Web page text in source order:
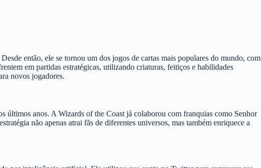
então, ele se tornou um dos jogos de cartas mais populares do mundo, com
em partidas estratégicas, utilizando criaturas, feitiços e habilidades
novos jogadores.
últimos anos. A Wizards of the Coast já colaborou com franquias como Senhor
não apenas atrai fãs de diferentes universos, mas também enriquece a